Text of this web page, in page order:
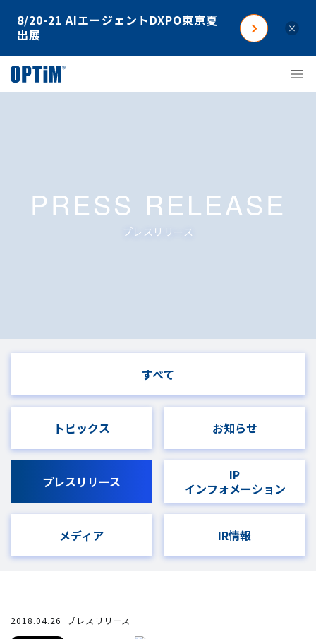
8/20-21 AIエージェントDXPO東京夏
出展
×
PRESS RELEASE
プレスリリース
すべて
トピックス お知らせ
プレスリリース
IP
インフォメーション
メディア IR情報
2018.04.26 プレスリリース